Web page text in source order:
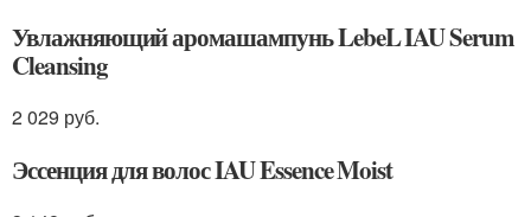
Увлажняющий аромашампунь LebeL IAU Serum
Cleansing
2 029 руб.
Эссенция для волос IAU Essence Moist